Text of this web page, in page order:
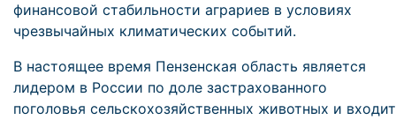
финансовой стабильности аграриев в условиях
чрезвычайных климатических событий.
В настоящее время Пензенская область является
лидером в России по доле застрахованного
поголовья сельскохозяйственных животных и входит